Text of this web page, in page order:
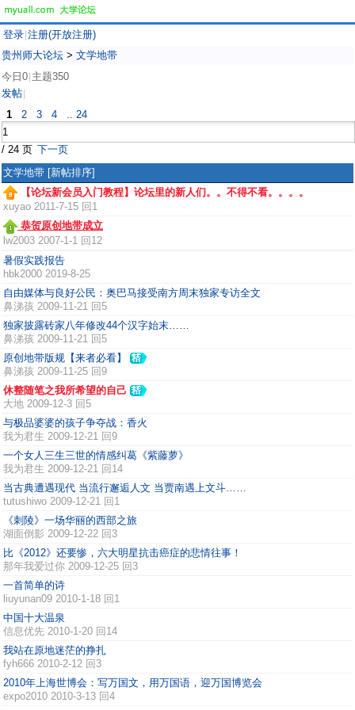
登录 注册(开放注册)
贵州师大论坛 > 文学地带
今日0 主题350
发帖
1 2 3 4 .. 24
/ 24 页 下一页
文学地带 [新帖排序]
【论坛新会员入门教程】论坛里的新人们。。不得不看。。。。
xuyao 2011-7-15 回1
恭贺原创地带成立
lw2003 2007-1-1 回12
暑假实践报告
hbk2000 2019-8-25
自由媒体与良好公民：奥巴马接受南方周末独家专访全文
鼻涕孩 2009-11-21 回5
独家披露砖家八年修改44个汉字始末……
鼻涕孩 2009-11-21 回5
原创地带版规【来者必看】
鼻涕孩 2009-11-25 回9
休整随笔之我所希望的自己
大地 2009-12-3 回5
与极品婆婆的孩子争夺战：香火
我为君生 2009-12-21 回9
一个女人三生三世的情感纠葛《紫藤萝》
我为君生 2009-12-21 回14
当古典遭遇现代 当流行邂逅人文 当贾南遇上文斗……
tutushiwo 2009-12-21 回1
《刺陵》一场华丽的西部之旅
湖面倒影 2009-12-22 回3
比《2012》还要惨，六大明星抗击癌症的悲情往事！
那年我爱过你 2009-12-25 回3
一首简单的诗
liuyunan09 2010-1-18 回1
中国十大温泉
信息优先 2010-1-20 回14
我站在原地迷茫的挣扎
fyh666 2010-2-12 回3
2010年上海世博会：写万国文，用万国语，迎万国博览会
expo2010 2010-3-13 回4